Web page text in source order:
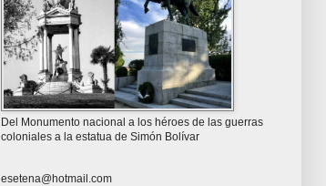
Del Monumento nacional a los héroes de las guerras
coloniales a la estatua de Simón Bolívar
esetena@hotmail.com